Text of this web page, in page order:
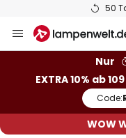
50
Inhalt
Nur
EXTRA 10% ab
Code:
WOW